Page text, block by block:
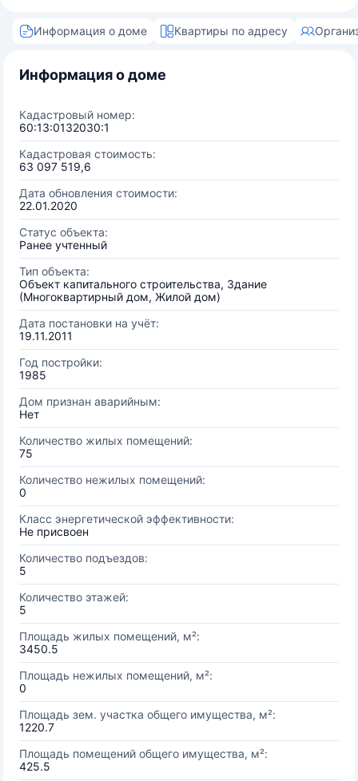
Информация о доме Квартиры по адресу
Информация о доме
Кадастровый номер:
60:13:0132030:1
Кадастровая стоимость:
63 097 519,6
Дата обновления стоимости:
22.01.2020
Статус объекта:
Ранее учтенный
Тип объекта:
Объект капитального строительства, Здание
(Многоквартирный дом, Жилой дом)
Дата постановки на учёт:
19.11.2011
Год постройки:
1985
Дом признан аварийным:
Нет
Количество жилых помещений:
75
Количество нежилых помещений:
0
Класс энергетической эффективности:
Не присвоен
Количество подъездов:
5
Количество этажей:
5
Площадь жилых помещений, м²:
3450.5
Площадь нежилых помещений, м²:
0
Площадь зем. участка общего имущества, м²:
1220.7
Площадь помещений общего имущества, м²:
425.5